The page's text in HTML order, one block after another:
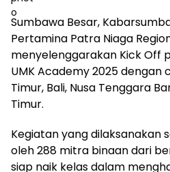
Sumbawa Besar,
Pertamina Patra Niaga
menyelenggarakan Kick Off
UMK Academy 2025 dengan
Timur, Bali, Nusa Tenggara
Timur.
Kegiatan yang dilaksanakan
oleh 288 mitra binaan dari
siap naik kelas dalam